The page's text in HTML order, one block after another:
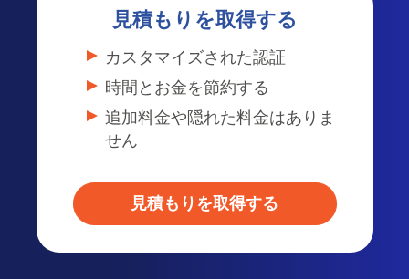
見積もりを取得する
カスタマイズされた認証
時間とお金を節約する
追加料金や隠れた料金はありま
せん
見積もりを取得する